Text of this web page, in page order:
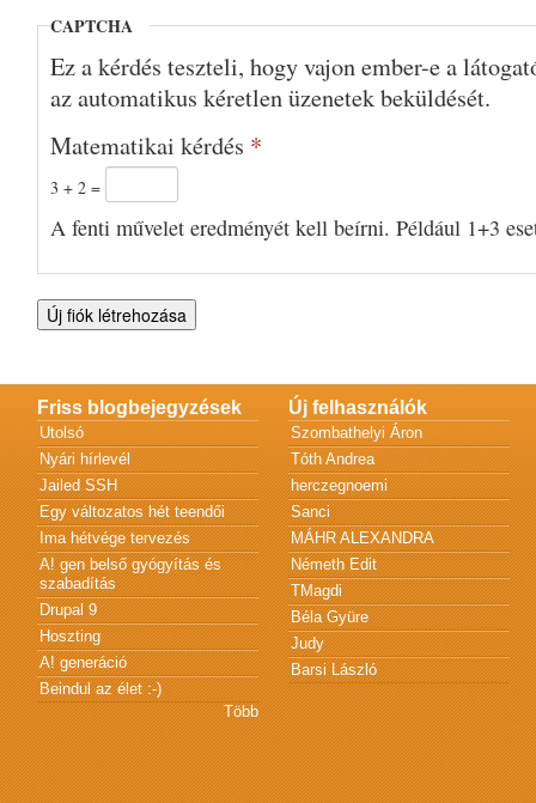
CAPTCHA
Ez a kérdés teszteli, hogy vajon ember-e a
az automatikus kéretlen üzenetek beküldését.
Matematikai kérdés *
3 + 2 =
A fenti művelet eredményét kell beírni. Például 1+3
Friss blogbejegyzések
Utolsó
Nyári hírlevél
Jailed SSH
Egy változatos hét teendői
Ima hétvége tervezés
A! gen belső gyógyítás és
szabadítás
Drupal 9
Hoszting
A! generáció
Beindul az élet :-)
Több
Új felhasználók
Szombathelyi Áron
Tóth Andrea
herczegnoemi
Sanci
MÁHR ALEXANDRA
Németh Edit
TMagdi
Béla Gyüre
Judy
Barsi László